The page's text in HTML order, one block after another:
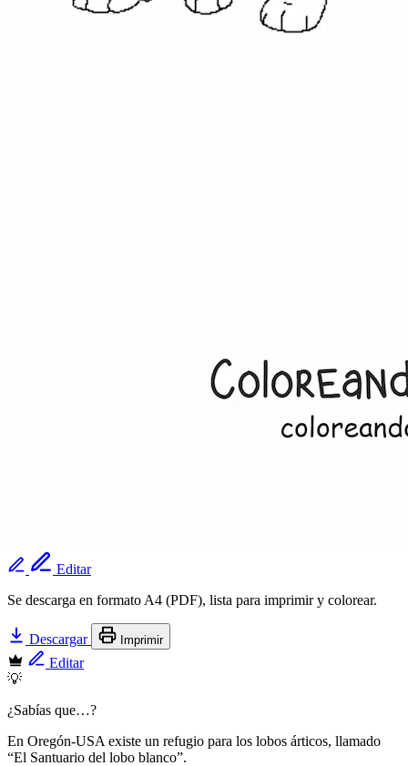
Editar
Se descarga en formato A4 (PDF), lista para imprimir y colorear.
Descargar Imprimir
Editar
💡
¿Sabías que…?
En Oregón-USA existe un refugio para los lobos árticos, llamado
“El Santuario del lobo blanco”.